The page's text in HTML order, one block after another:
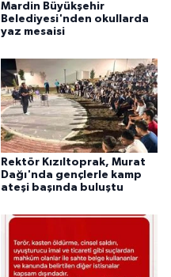
Mardin Büyükşehir
Belediyesi'nden okullarda
yaz mesaisi
Rektör Kızıltoprak, Murat
Dağı'nda gençlerle kamp
ateşi başında buluştu